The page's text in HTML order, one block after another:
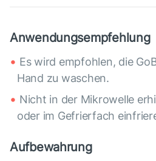
Anwendungsempfehlung
Es wird empfohlen, die
Hand zu waschen.
Nicht in der Mikrowelle
oder im Gefrierfach
Aufbewahrung